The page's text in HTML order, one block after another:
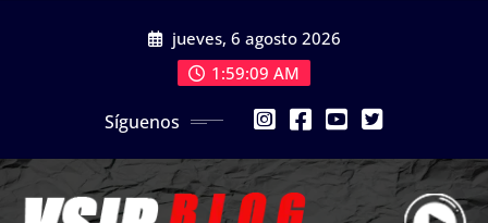
jueves, 6 agosto 2026
1:59:09 AM
Síguenos